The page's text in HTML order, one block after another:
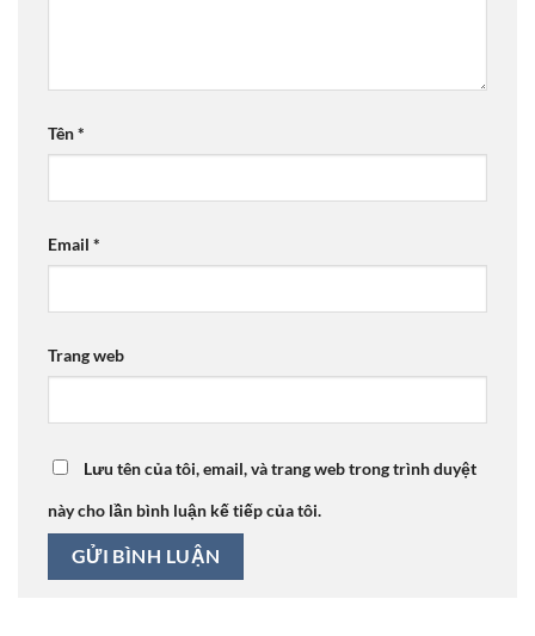
Tên*
Email *
Trang web
Lưu tên của tôi, email, và trang web trong trình duyệt
này cho lần bình luận kế tiếp của tôi.